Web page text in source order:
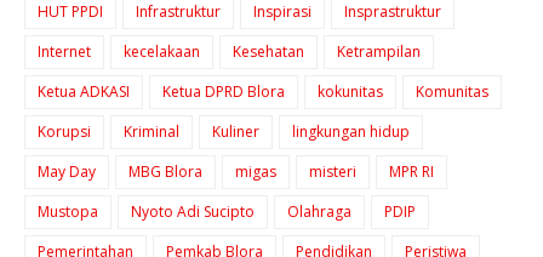
HUT PPDI
Infrastruktur Inspirasi
Insprastruktur
Internet
kecelakaan Kesehatan
Ketrampilan
Ketua ADKASI
Ketua DPRD Blora kokunitas
Komunitas
Korupsi
Kriminal Kuliner
lingkungan hidup
May Day
MBG Blora migas misteri
MPR RI
Mustopa
Nyoto Adi Sucipto Olahraga
PDIP
Pemerintahan
Pemkab Blora Pendidikan
Peristiwa